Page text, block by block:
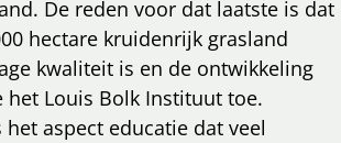
De reden voor dat laatste is dat
hectare kruidenrijk grasland
kwaliteit is en de ontwikkeling
het Louis Bolk Instituut toe.
aspect educatie dat veel